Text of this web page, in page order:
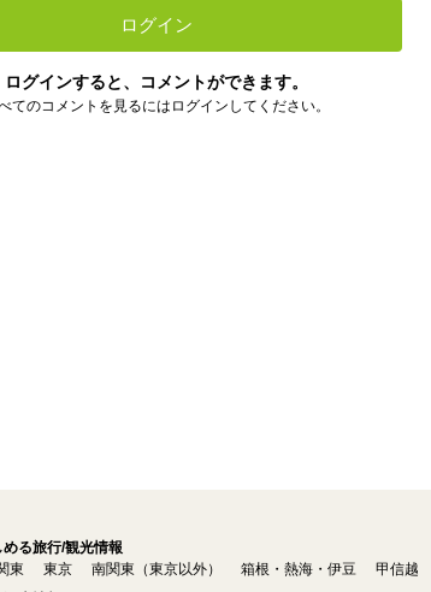
ログイン
ログインすると、コメントができます。
てのコメントを見るにはログインしてください。
る旅行/観光情報
東 東京 南関東（東京以外） 箱根・熱海・伊豆 甲信越